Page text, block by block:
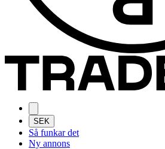
SEK
Så funkar det
Ny annons